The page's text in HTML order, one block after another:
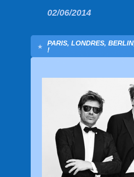
02/06/2014
PARIS, LONDRES,
!